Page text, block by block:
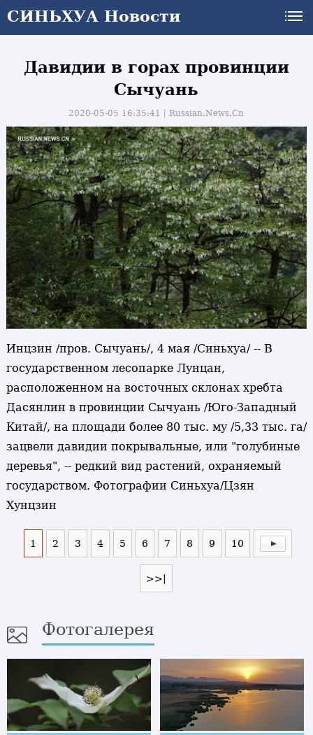
СИНЬХУА Новости
Давидии в горах провинции
Сычуань
2020-05-05 16:35:41丨Russian.News.Cn
Инцзин /пров. Сычуань/, 4 мая /Синьхуа/ -- В
государственном лесопарке Лунцан,
расположенном на восточных склонах хребта
Дасянлин в провинции Сычуань /Юго-Западный
Китай/, на площади более 80 тыс. му /5,33 тыс. га/
зацвели давидии покрывальные, или "голубиные
деревья", -- редкий вид растений, охраняемый
государством. Фотографии Синьхуа/Цзян
Хунцзин
1 2 3 4 5 6 7 8 9 10
>>|
Фотогалерея